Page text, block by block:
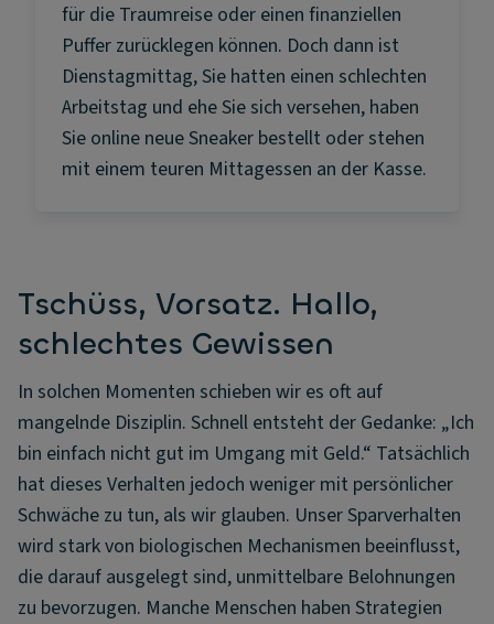
für die Traumreise oder einen finanziellen
Puffer zurücklegen können. Doch dann ist
Dienstagmittag, Sie hatten einen schlechten
Arbeitstag und ehe Sie sich versehen, haben
Sie online neue Sneaker bestellt oder stehen
mit einem teuren Mittagessen an der Kasse.
Tschüss, Vorsatz. Hallo,
schlechtes Gewissen
In solchen Momenten schieben wir es oft auf
mangelnde Disziplin. Schnell entsteht der Gedanke: „Ich
bin einfach nicht gut im Umgang mit Geld.“ Tatsächlich
hat dieses Verhalten jedoch weniger mit persönlicher
Schwäche zu tun, als wir glauben. Unser Sparverhalten
wird stark von biologischen Mechanismen beeinflusst,
die darauf ausgelegt sind, unmittelbare Belohnungen
zu bevorzugen. Manche Menschen haben Strategien